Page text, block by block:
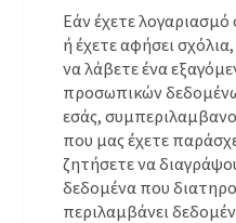
Εάν έχετε
ή έχετε αφήσει
να λάβετε ένα
προσωπικών
εσάς,
που μας έχετε
ζητήσετε να
δεδομένα που
περιλαμβάνει